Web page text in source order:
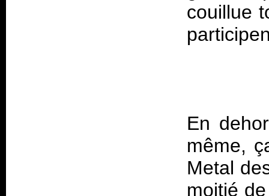
couillue
En
même,
Metal
moitié